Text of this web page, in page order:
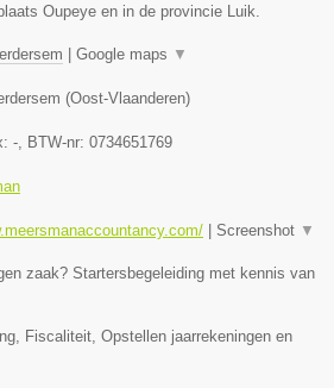
Oupeye en in de provincie Luik.
Google maps ▼
(Oost-Vlaanderen)
- , BTW-nr: 0734651769
Screenshot ▼
zaak? Startersbegeleiding met kennis van
Fiscaliteit, Opstellen jaarrekeningen en